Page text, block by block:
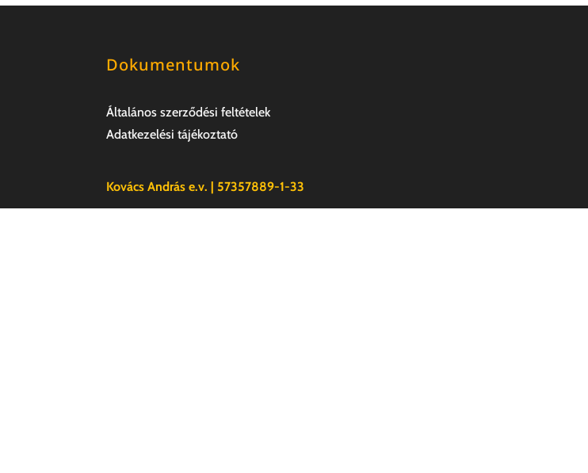
Dokumentumok
Általános szerződési feltételek
Adatkezelési tájékoztató
Kovács András e.v. | 57357889-1-33